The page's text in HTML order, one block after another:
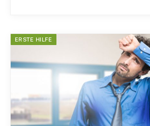
ERSTE HILFE